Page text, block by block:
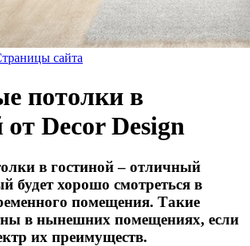
сайта
потолки в
от Decor Design
в гостиной – отличный
будет хорошо смотреться в
помещения. Такие
в нынешних помещениях, если
их преимуществ.